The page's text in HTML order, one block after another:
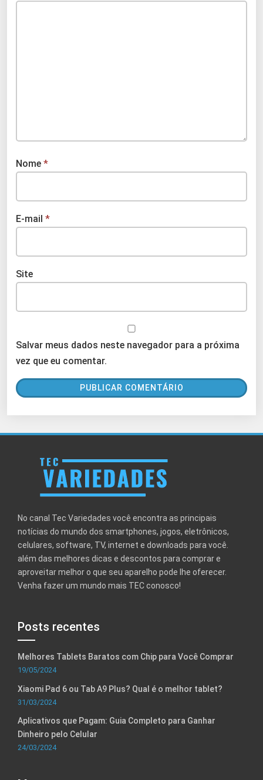
Nome *
E-mail *
Site
Salvar meus dados neste navegador para a próxima
vez que eu comentar.
No canal Tec Variedades você encontra as principais
notícias do mundo dos smartphones, jogos, eletrônicos,
celulares, software, TV, internet e downloads para você.
além das melhores dicas e descontos para comprar e
aproveitar melhor o que seu aparelho pode lhe oferecer.
Venha fazer um mundo mais TEC conosco!
Posts recentes
Melhores Tablets Baratos com Chip para Você Comprar
19/05/2024
Xiaomi Pad 6 ou Tab A9 Plus? Qual é o melhor tablet?
31/03/2024
Aplicativos que Pagam: Guia Completo para Ganhar
Dinheiro pelo Celular
24/03/2024